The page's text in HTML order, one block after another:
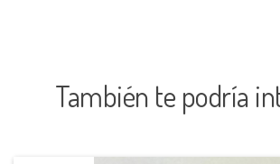
También te podría